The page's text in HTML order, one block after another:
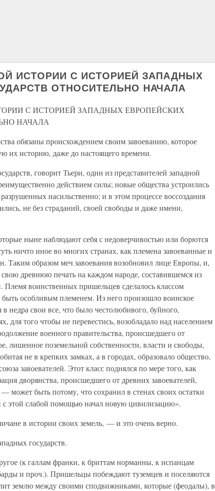
ИСТОРИИ С ИСТОРИЕЙ ЗАПАДНЫХ
ОТНОСИТЕЛЬНО НАЧАЛА
С ИСТОРИЕЙ ЗАПАДНЫХ ЕВРОПЕЙСКИХ
НАЧАЛА
обязаны происхождением своим завоеванию, которое
их историю, даже до настоящего времени.
говорит Тьери, один из представителей западной
действием силы; новые общества устроились
насильственно; и в этом процессе воссоздания
не без страданий, своей свободы и даже имени,
ныне наблюдают себя с недоверчивостью или борются
ничто иное во многих странах, как племена завоеванные и
Таким образом меч завоевания возобновил лице Европы, и,
свою древнюю печать на каждом народе, составившемся из
воинственных пришельцев сделалось классом
особливым племенем. Из него произошло воинское
недра свои все, что было честолюбивого, буйного,
для того чтобы не перевестись, возобладало над населением
военного правительства, происшедшего от
лишенное поземельной собственности, власти и свободы,
не в крепких замках, а в городах, образовало общество,
завоевателей. Этот класс поднялся по мере того, как
дворянства, происшедшего от древних завоевателей,
может быть потому, что сохранил в стенах своих остатки
с этой слабой помощью начал новую цивилизацию».
в истории своих земель, — и это очень верно.
государств.
(к галлам франки, к бриттам норманны, к испанцам
и проч.). Пришельцы побеждают туземцев и поселяются
землю между своими сподвижниками, которые (феодалы), в